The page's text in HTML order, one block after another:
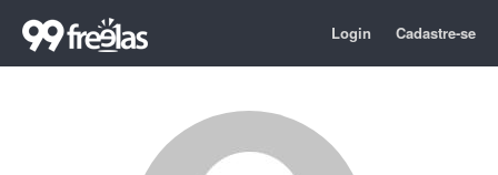
Login Cadastre-se